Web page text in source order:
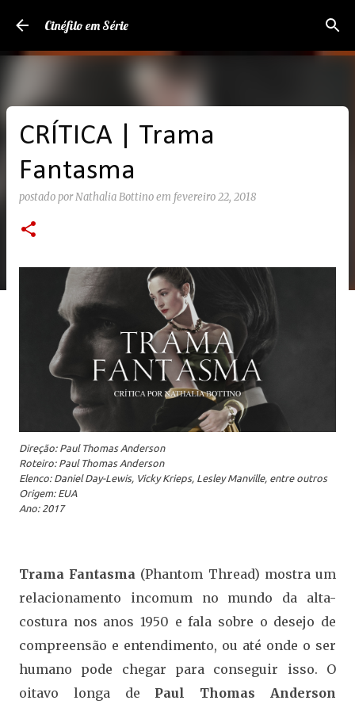
Pular para o conteúdo principal
Cinéfilo em Série
CRÍTICA | Trama
Fantasma
postado porNathalia Bottinoem fevereiro 22, 2018
Direção: Paul Thomas Anderson
Roteiro: Paul Thomas Anderson
Elenco: Daniel Day-Lewis, Vicky Krieps, Lesley Manville, entre outros
Origem: EUA
Ano: 2017
Trama Fantasma (Phantom Thread) mostra um
relacionamento incomum no mundo da alta-
costura nos anos 1950 e fala sobre o desejo de
compreensão e entendimento, ou até onde o ser
humano pode chegar para conseguir isso. O
oitavo longa de Paul Thomas Anderson